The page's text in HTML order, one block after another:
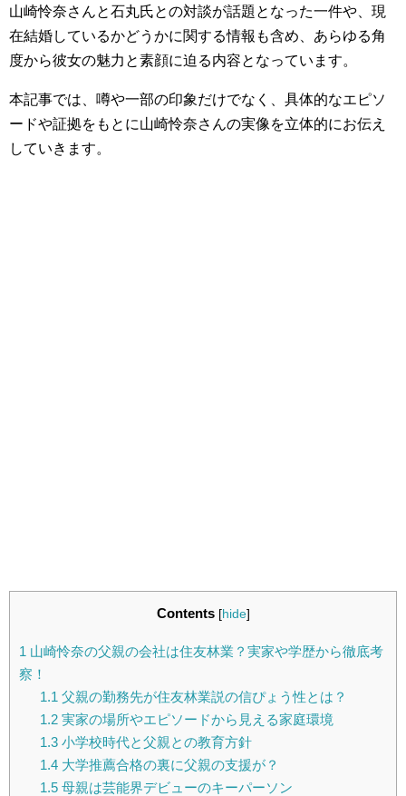
山崎怜奈さんと石丸氏との対談が話題となった一件や、現
在結婚しているかどうかに関する情報も含め、あらゆる角
度から彼女の魅力と素顔に迫る内容となっています。
本記事では、噂や一部の印象だけでなく、具体的なエピソ
ードや証拠をもとに山崎怜奈さんの実像を立体的にお伝え
していきます。
Contents [hide]
1 山崎怜奈の父親の会社は住友林業？実家や学歴から徹底考
察！
1.1 父親の勤務先が住友林業説の信ぴょう性とは？
1.2実家の場所やエピソードから見える家庭環境
1.3小学校時代と父親との教育方針
1.4大学推薦合格の裏に父親の支援が？
1.5母親は芸能界デビューのキーパーソン